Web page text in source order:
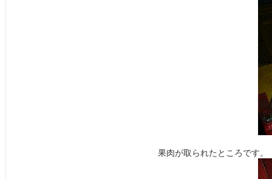
果肉が取られたところです。